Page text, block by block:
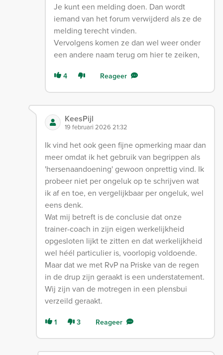
Je kunt een melding doen. Dan wordt
iemand van het forum verwijderd als ze de
melding terecht vinden.
Vervolgens komen ze dan wel weer onder
een andere naam terug om hier te zeiken,
4 Reageer
KeesPijl
19 februari 2026 21:32
Ik vind het ook geen fijne opmerking maar dan
meer omdat ik het gebruik van begrippen als
'hersenaandoening' gewoon onprettig vind. Ik
probeer niet per ongeluk op te schrijven wat
ik af en toe, en vergelijkbaar per ongeluk, wel
eens denk.
Wat mij betreft is de conclusie dat onze
trainer-coach in zijn eigen werkelijkheid
opgesloten lijkt te zitten en dat werkelijkheid
wel héél particulier is, voorlopig voldoende.
Maar dat we met RvP na Priske van de regen
in de drup zijn geraakt is een understatement.
Wij zijn van de motregen in een plensbui
verzeild geraakt.
1 3 Reageer